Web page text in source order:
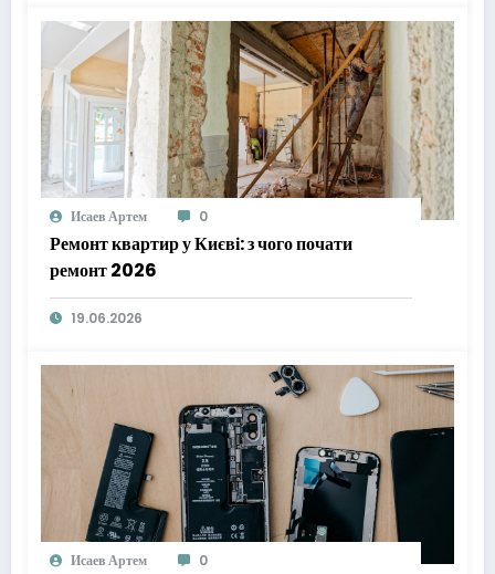
Исаев Артем 0
Ремонт квартир у Києві: з чого почати
ремонт 2026
19.06.2026
Исаев Артем 0